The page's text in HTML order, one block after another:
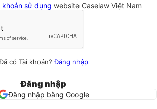
khoản sử dụng website Caselaw Việt Nam
có Tài khoản?Đăng nhập
Đăng nhập
Đăng nhập bằng Google